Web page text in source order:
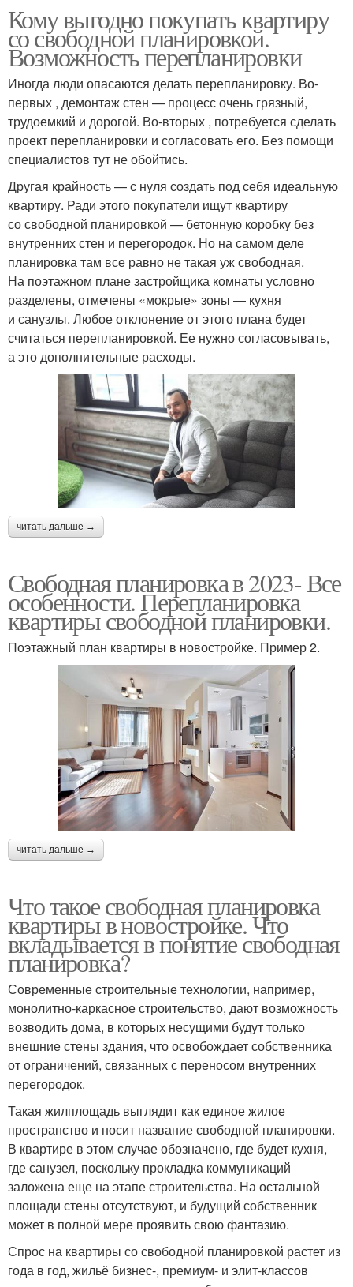
Кому выгодно покупать квартиру
со свободной планировкой.
Возможность перепланировки
Иногда люди опасаются делать перепланировку. Во-
первых , демонтаж стен — процесс очень грязный,
трудоемкий и дорогой. Во-вторых , потребуется сделать
проект перепланировки и согласовать его. Без помощи
специалистов тут не обойтись.
Другая крайность — с нуля создать под себя идеальную
квартиру. Ради этого покупатели ищут квартиру
со свободной планировкой — бетонную коробку без
внутренних стен и перегородок. Но на самом деле
планировка там все равно не такая уж свободная.
На поэтажном плане застройщика комнаты условно
разделены, отмечены «мокрые» зоны — кухня
и санузлы. Любое отклонение от этого плана будет
считаться перепланировкой. Ее нужно согласовывать,
а это дополнительные расходы.
читать дальше →
Свободная планировка в 2023- Все
особенности. Перепланировка
квартиры свободной планировки.
Поэтажный план квартиры в новостройке. Пример 2.
читать дальше →
Что такое свободная планировка
квартиры в новостройке. Что
вкладывается в понятие свободная
планировка?
Современные строительные технологии, например,
монолитно-каркасное строительство, дают возможность
возводить дома, в которых несущими будут только
внешние стены здания, что освобождает собственника
от ограничений, связанных с переносом внутренних
перегородок.
Такая жилплощадь выглядит как единое жилое
пространство и носит название свободной планировки.
В квартире в этом случае обозначено, где будет кухня,
где санузел, поскольку прокладка коммуникаций
заложена еще на этапе строительства. На остальной
площади стены отсутствуют, и будущий собственник
может в полной мере проявить свою фантазию.
Спрос на квартиры со свободной планировкой растет из
года в год, жильё бизнес-, премиум- и элит-классов